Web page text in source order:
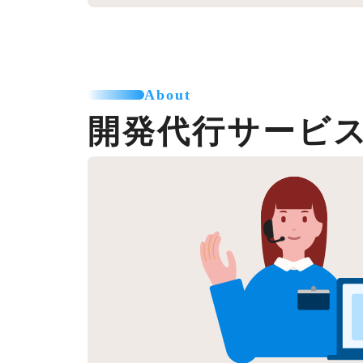
About
開発代行サービ